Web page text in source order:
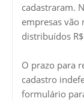
cadastraram.
empresas vão
distribuídos
O prazo para
cadastro
formulário